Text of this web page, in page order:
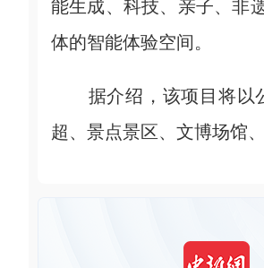
能生成、科技、亲子、非
体的智能体验空间。
据介绍，该项目将以公
超、景点景区、文博场馆